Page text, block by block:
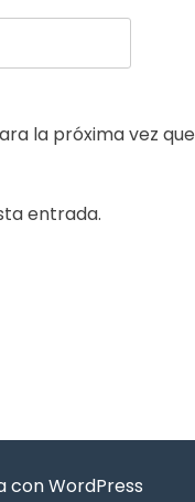
la próxima vez que
entrada.
con WordPress